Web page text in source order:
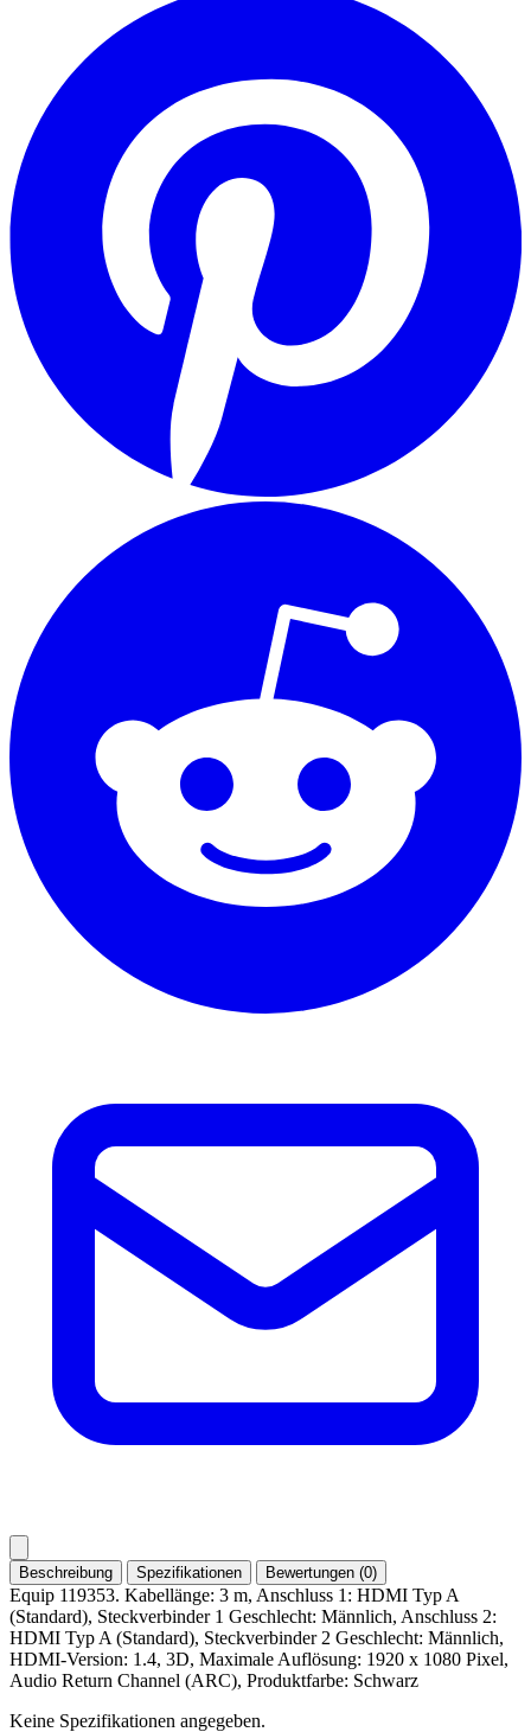
Beschreibung Spezifikationen Bewertungen (0)
Equip 119353. Kabellänge: 3 m, Anschluss 1: HDMI Typ A
(Standard), Steckverbinder 1 Geschlecht: Männlich, Anschluss 2:
HDMI Typ A (Standard), Steckverbinder 2 Geschlecht: Männlich,
HDMI-Version: 1.4, 3D, Maximale Auflösung: 1920 x 1080 Pixel,
Audio Return Channel (ARC), Produktfarbe: Schwarz
Keine Spezifikationen angegeben.